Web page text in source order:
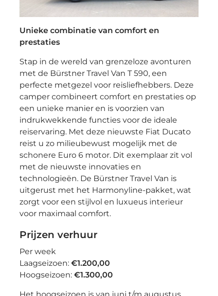
Unieke combinatie van comfort en
prestaties
Stap in de wereld van grenzeloze avonturen
met de Bürstner Travel Van T 590, een
perfecte metgezel voor reisliefhebbers. Deze
camper combineert comfort en prestaties op
een unieke manier en is voorzien van
indrukwekkende functies voor de ideale
reiservaring. Met deze nieuwste Fiat Ducato
reist u zo milieubewust mogelijk met de
schonere Euro 6 motor. Dit exemplaar zit vol
met de nieuwste innovaties en
technologieën. De Bürstner Travel Van is
uitgerust met het Harmonyline-pakket, wat
zorgt voor een stijlvol en luxueus interieur
voor maximaal comfort.
Prijzen verhuur
Per week
Laagseizoen: €1.200,00
Hoogseizoen: €1.300,00